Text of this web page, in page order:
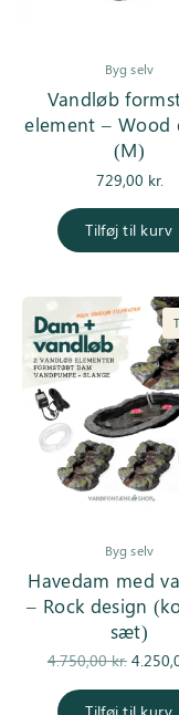
Byg selv
Vandløb
element – Wood
(M)
729,00 kr.
Tilføj til kurv
Byg selv
Havedam med
– Rock design
sæt)
4.750,00kr.
pris